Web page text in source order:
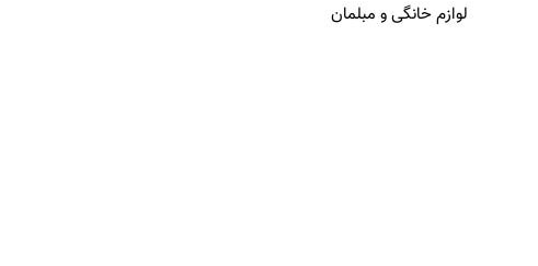
لوازم خانگی و مبلمان